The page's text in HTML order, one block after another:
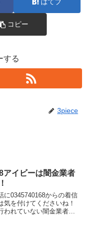
コピー
する
3piece
アイビーは闇金業者
に0345740168からの着信
気を付けてくださいね！
われていない闇金業者か